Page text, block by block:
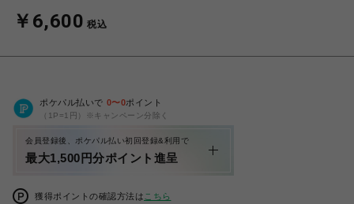
￥6,600 税込
ポケパル払いで 0〜0ポイント
（1P=1円）※キャンペーン分除く
会員登録後、ポケパル払い初回登録&利用で
最大1,500円分ポイント進呈
獲得ポイントの確認方法は こちら